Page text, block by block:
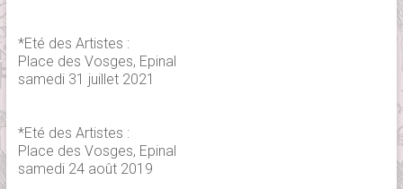
*Eté des Artistes :
Place des Vosges, Epinal
samedi 31 juillet 2021
*Eté des Artistes :
Place des Vosges, Epinal
samedi 24 août 2019